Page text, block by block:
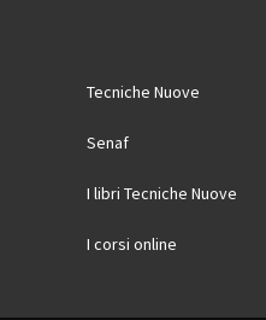
Tecniche Nuove
Senaf
I libri Tecniche Nuove
I corsi online